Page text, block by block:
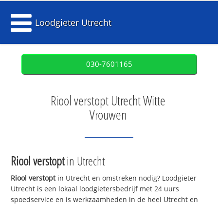
Loodgieter Utrecht
030-7601165
Riool verstopt Utrecht Witte
Vrouwen
Riool verstoptin Utrecht
Riool verstoptin Utrecht en omstreken nodig? Loodgieter
Utrecht is een lokaal loodgietersbedrijf met 24 uurs
spoedservice en is werkzaamheden in de heel Utrecht en